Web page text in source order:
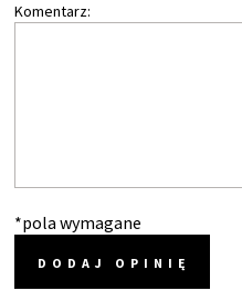
Komentarz:
*pola wymagane
DODAJ OPINIĘ